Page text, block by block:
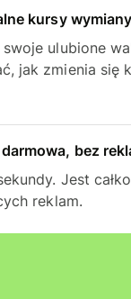
kursy
ulubione
jak zmienia się
bez
Jest
reklam.